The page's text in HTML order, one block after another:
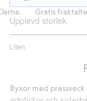
Gratis
Upplevd storlek
Liten
utav
3
betyg
Byxor med